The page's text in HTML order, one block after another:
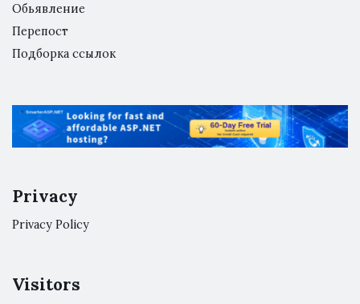
Обьявление
Перепост
Подборка ссылок
Privacy
Privacy Policy
Visitors